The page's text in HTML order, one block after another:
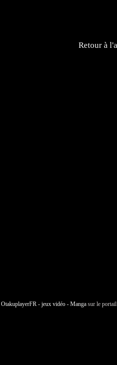
Retour à
OtakuplayerFR - jeux vidéo - Manga sur le